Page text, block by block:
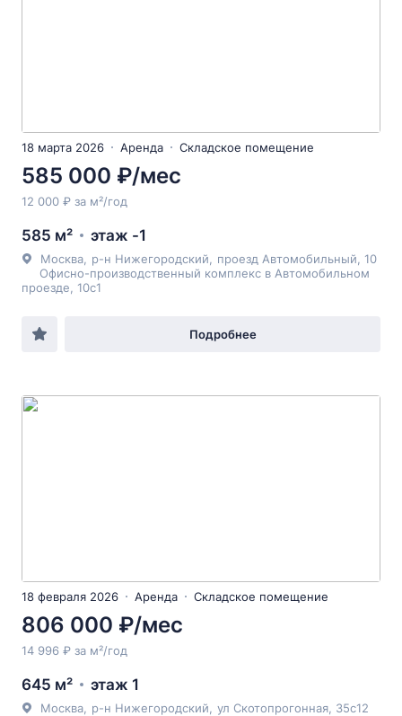
18 марта 2026 Аренда Складское помещение
585 000 ₽/мес
12 000 ₽ за м²/год
585 м² этаж -1
Москва р-н Нижегородский проезд Автомобильный , 10
Офисно-производственный комплекс в Автомобильном
проезде, 10c1
Подробнее
18 февраля 2026 Аренда Складское помещение
806 000 ₽/мес
14 996 ₽ за м²/год
645 м² этаж 1
Москва р-н Нижегородский ул Скотопрогонная , 35с12